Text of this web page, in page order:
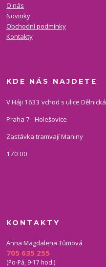
O nás
Novinky
Obchodní podmínky
Kontakty
KDE NÁS NAJDETE
V Háji 1633 vchod s ulice Dělnická
Praha 7 - Holešovice
Zastávka tramvají Maniny
170 00
KONTAKTY
Anna Magdalena Tůmová
705 635 255
(Po-Pá, 9-17 hod.)